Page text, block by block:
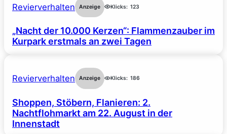
Revierverhalten Anzeige Klicks: 123
„Nacht der 10.000 Kerzen“: Flammenzauber im
Kurpark erstmals an zwei Tagen
Revierverhalten Anzeige Klicks: 186
Shoppen, Stöbern, Flanieren: 2.
Nachtflohmarkt am 22. August in der
Innenstadt